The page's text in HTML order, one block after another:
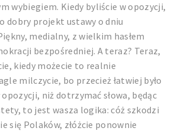
wybiegiem. Kiedy byliście w opozycji,
dobry projekt ustawy o dniu
medialny, z wielkim hasłem
bezpośredniej. A teraz? Teraz,
kiedy możecie to realnie
milczycie, bo przecież łatwiej było
niż dotrzymać słowa, będąc
to jest wasza logika: cóż szkodzi
się Polaków, złóżcie ponownie